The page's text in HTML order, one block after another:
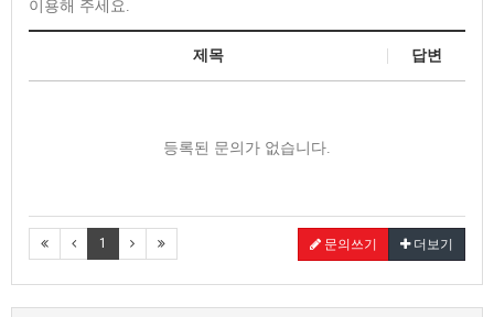
이용해 주세요.
제목 답변
등록된 문의가 없습니다.
1 문의쓰기 더보기